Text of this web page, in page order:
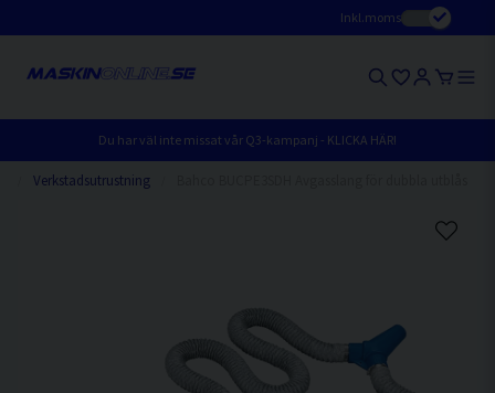
Inkl.moms
Du har väl inte missat vår Q3-kampanj - KLICKA HÄR!
Verkstadsutrustning